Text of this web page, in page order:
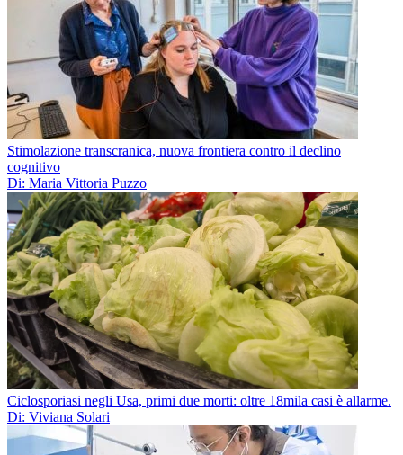
Stimolazione transcranica, nuova frontiera contro il declino
cognitivo
Di: Maria Vittoria Puzzo
Ciclosporiasi negli Usa, primi due morti: oltre 18mila casi è allarme.
Di: Viviana Solari